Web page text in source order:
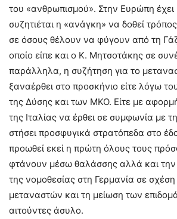
του «ανθρωπισμού». Στην Ευρώπη έχει
συζητιέται η «ανάγκη» να δοθεί
σε όσους θέλουν να φύγουν από τη
οποίο είπε και ο Κ. Μητσοτάκης σε
παράλληλα, η συζήτηση για το
ξαναέρθει στο προσκήνιο είτε λόγω
της Δύσης και των ΜΚΟ. Είτε με
της Ιταλίας να έρθει σε συμφωνία με
στήσει προσφυγικά στρατόπεδα στο
προωθεί εκεί η πρώτη όλους τους
φτάνουν μέσω θαλάσσης αλλά και την
της νομοθεσίας στη Γερμανία σε σχέση
μεταναστών και τη μείωση των
αιτούντες άσυλο.